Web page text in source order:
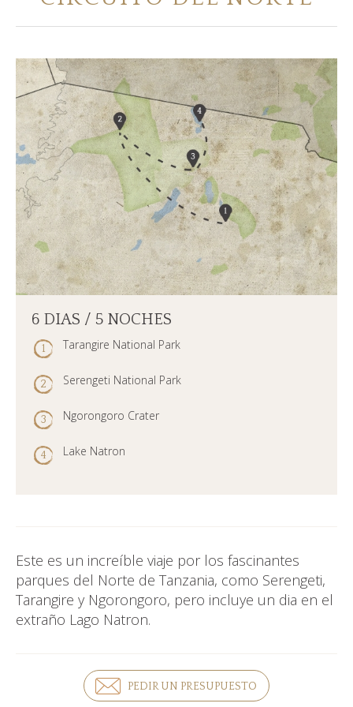
GALERÍA DE FOTOS
TESTIMONIOS
NUESTROS GUÍAS
CONTACTOS
6 DIAS / 5 NOCHES
Tarangire National Park
Serengeti National Park
Ngorongoro Crater
Lake Natron
Este es un increíble viaje por los fascinantes
parques del Norte de Tanzania, como Serengeti,
Tarangire y Ngorongoro, pero incluye un dia en el
extraño Lago Natron.
PEDIR UN PRESUPUESTO